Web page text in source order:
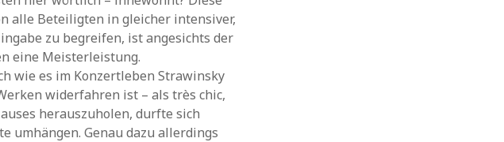
alle Beteiligten in gleicher intensiver,
zu begreifen, ist angesichts der
eine Meisterleistung.
wie es im Konzertleben Strawinsky
widerfahren ist – als très chic,
herauszuholen, durfte sich
umhängen. Genau dazu allerdings